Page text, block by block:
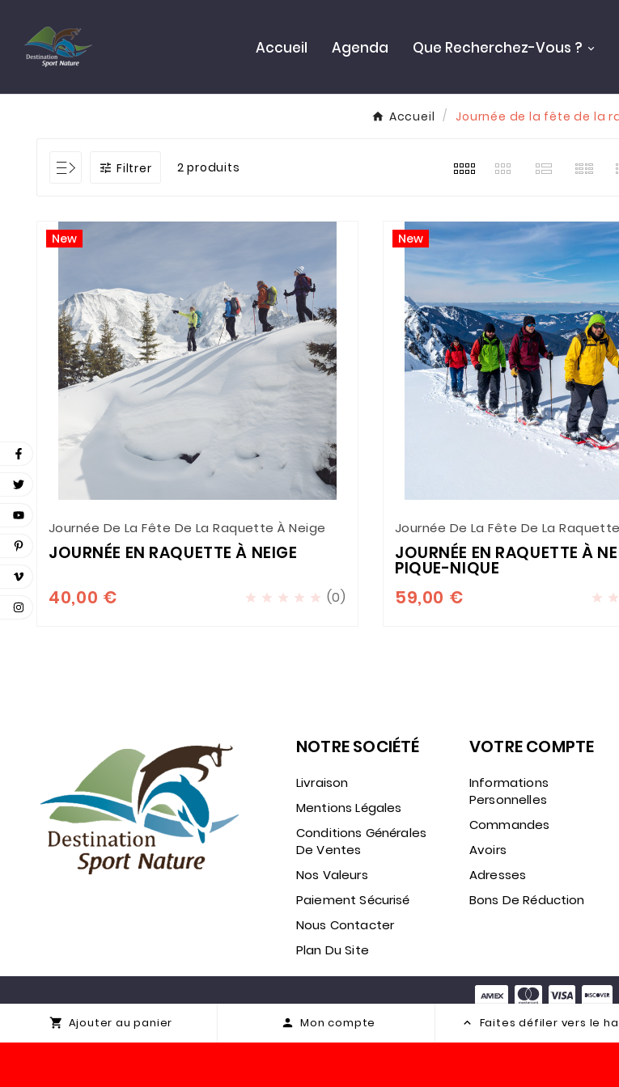
Accueil Agenda Que Recherchez-Vous ?
Accueil Journée de la fête de la
 Filtrer 2 produits
New
Journée De La Fête De La Raquette À Neige
JOURNÉE EN RAQUETTE À NEIGE
40,00 €      (0)
New
Journée De La Fête De La
JOURNÉE EN RAQUETTE À
PIQUE-NIQUE
59,00 €  
NOTRE SOCIÉTÉ
Livraison
Mentions Légales
Conditions Générales
De Ventes
Nos Valeurs
Paiement Sécurisé
Nous Contacter
Plan Du Site
VOTRE COMPTE
Informations
Personnelles
Commandes
Avoirs
Adresses
Bons De Réduction
© 2026 Destination Sport Nature.
 Ajouter au panier  Mon compte  Faites défiler vers le